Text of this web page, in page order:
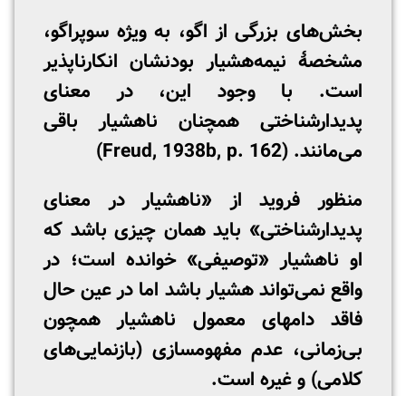
بخش‌های بزرگی از اگو، به ویژه سوپراگو،
مشخصۀ نیمه‌هشیار بودنشان انکارناپذیر
است. با وجود این، در معنای
پدیدارشناختی همچنان ناهشیار باقی
می‌مانند. (Freud, 1938b, p. 162)
منظور فروید از «ناهشیار در معنای
پدیدارشناختی» باید همان چیزی باشد که
او ناهشیار «توصیفی» خوانده است؛ در
واقع نمی‌تواند هشیار باشد اما در عین حال
فاقد دام­های معمول ناهشیار همچون
بی‌زمانی، عدم مفهوم­سازی (بازنمایی‌های
کلامی) و غیره است.